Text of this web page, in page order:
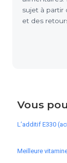
sujet à partir
et des
Vous
L’additif E330
Meilleure